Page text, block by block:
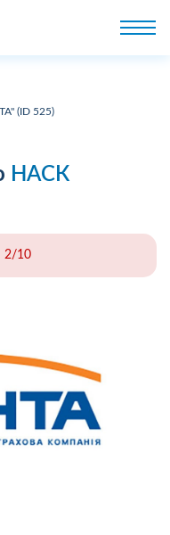
(ID 525)
НАСК
2/10